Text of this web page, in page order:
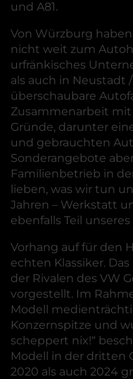
und A81.
Von Würzburg
nicht weit zum
urfränkisches
als auch in Neustadt
überschaubare
Zusammenarbeit
Gründe, darunter
und gebrauchten
Sonderangebote
Familienbetrieb in
lieben, was wir tun
Jahren – Werkstatt
ebenfalls Teil
Vorhang auf für den
echten Klassiker.
der Rivalen des VW
vorgestellt. Im
Modell
Konzernspitze und
scheppert nix!“
Modell in der dritten
2020 als auch 2024